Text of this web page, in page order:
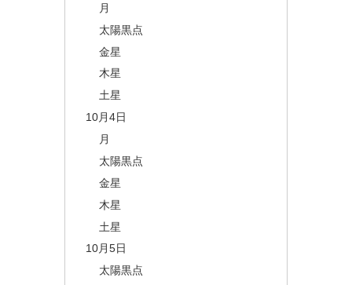
月
太陽黒点
金星
木星
土星
10月4日
月
太陽黒点
金星
木星
土星
10月5日
太陽黒点